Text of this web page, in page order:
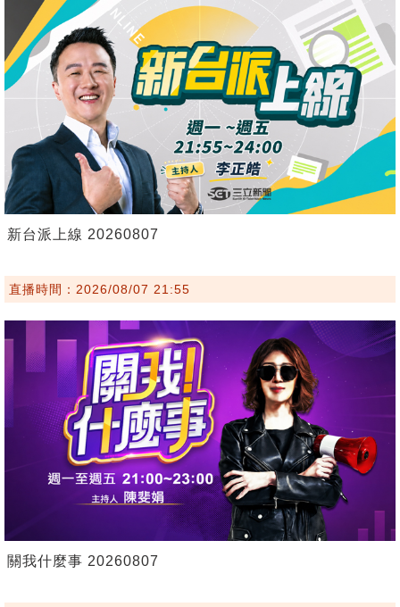
新台派上線 20260807
直播時間：2026/08/07 21:55
關我什麼事 20260807